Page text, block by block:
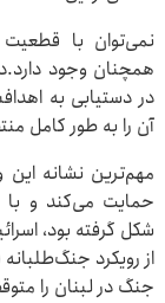
نمی‌توان با
همچنان وجود
در دستیابی به
آن را به طور کامل
مهم‌ترین نشانه
حمایت می‌کند و با
شکل گرفته بود،
از رویکرد
جنگ در لبنان را